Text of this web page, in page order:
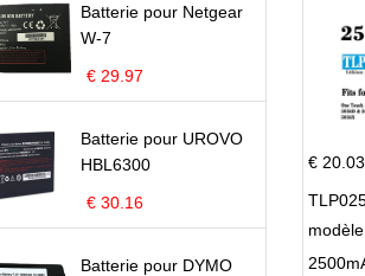
Batterie pour Netgear
W-7
€ 29.97
Batterie pour UROVO
HBL6300
€ 30.16
Batterie pour DYMO
€ 20.03
Pop 4